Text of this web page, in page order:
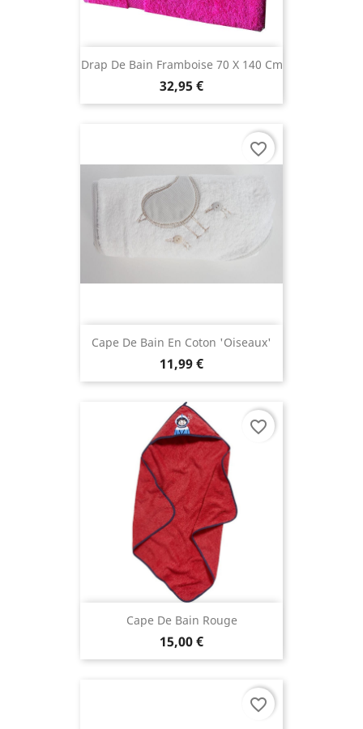
Drap De Bain Framboise 70 X 140 Cm
32,95 €
Cape De Bain En Coton 'Oiseaux'
11,99 €
favorite_border
Cape De Bain Rouge
15,00 €
favorite_border
favorite_border